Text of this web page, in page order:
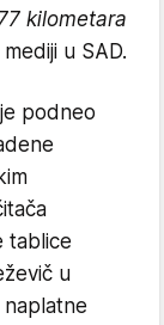
kilometara
u SAD.
podneo
tablice
u